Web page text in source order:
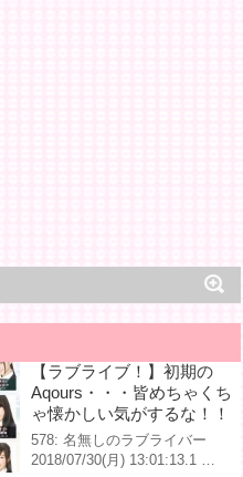
【ラブライブ！】初期の
Aqours・・・皆めちゃくち
ゃ懐かしい気がするな！！
578: 名無しのラブライバー
2018/07/30(月) 13:01:13.1 …